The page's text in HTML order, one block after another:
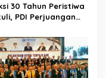
30 Tahun Peristiwa
PDI Perjuangan
Kebangsaan